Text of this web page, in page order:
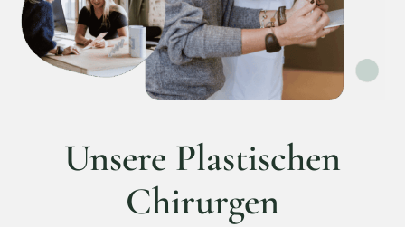
Unsere Plastischen
Chirurgen